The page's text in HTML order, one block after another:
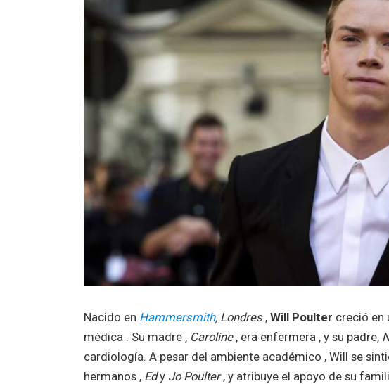
Nacido en Hammersmith, Londres, Will Poulter creció en
médica . Su madre , Caroline, era enfermera , y su padre,
cardiología. A pesar del ambiente académico , Will se
hermanos , Edy Jo Poulter, y atribuye el apoyo de su